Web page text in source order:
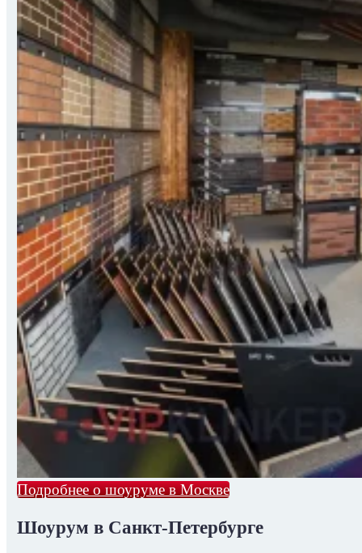
Подробнее о шоуруме в Москве
Шоурум в Санкт-Петербурге